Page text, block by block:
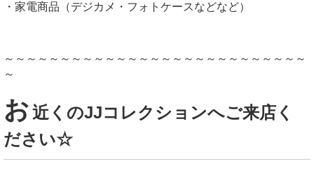
・家電商品（デジカメ・フォトケースなどなど）
～～～～～～～～～～～～～～～～～～～～～～～～～～～
～
お近くのJJコレクションへご来店く
ださい☆